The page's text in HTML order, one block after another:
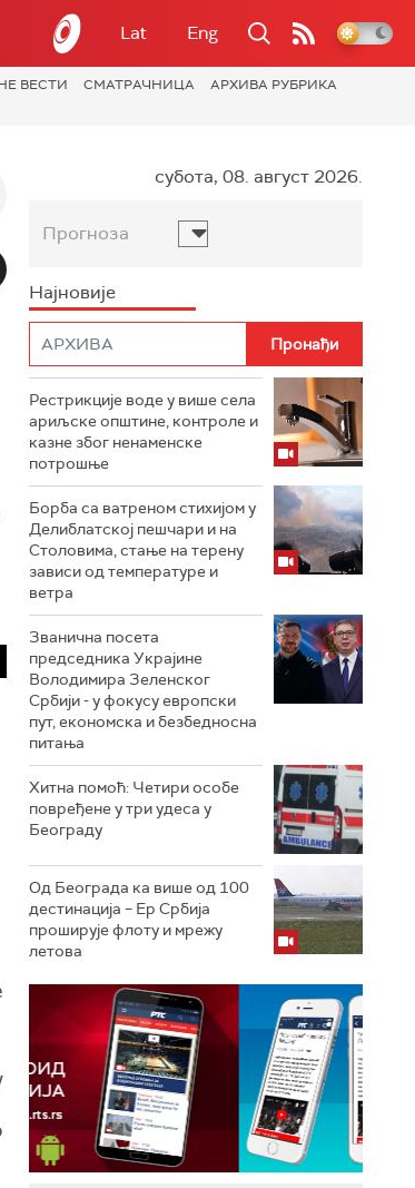
Lat Eng
ВЕСТИ СМАТРАЧНИЦА
АРХИВА РУБРИКА
субота, 08. август 2026.
Прогноза
Најновије
Рестрикције воде у више села
ариљске општине, контроле и
казне због ненаменске
потрошње
Борба са ватреном стихијом у
Делиблатској пешчари и на
Столовима, стање на терену
зависи од температуре и
ветра
Званична посета
председника Украјине
Володимира Зеленског
Србији - у фокусу европски
пут, економска и безбедносна
питања
Хитна помоћ: Четири особе
повређене у три удеса у
Београду
Од Београда ка више од 100
дестинација – Ер Србија
проширује флоту и мрежу
летова